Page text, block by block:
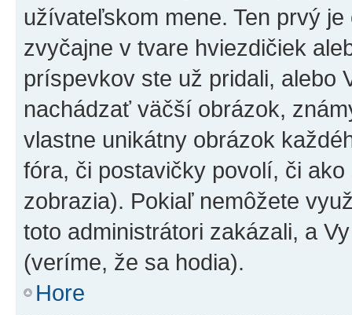
užívateľskom mene. Ten prvý
zvyčajne v tvare hviezdičiek
príspevkov ste už pridali, alebo
nachádzať väčší obrázok,
vlastne unikátny obrázok
fóra, či postavičky povolí, či
zobrazia). Pokiaľ nemôžete
toto administrátori zakázali, a
(veríme, že sa hodia).
Hore